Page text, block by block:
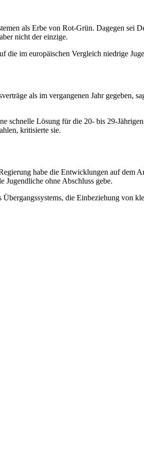
als Erbe von Rot-Grün. Dagegen sei
nicht der einzige.
die im europäischen Vergleich niedrige
als im vergangenen Jahr gegeben,
schnelle Lösung für die 20- bis 29-
kritisierte sie.
habe die Entwicklungen auf dem
Jugendliche ohne Abschluss gebe.
Übergangssystems, die Einbeziehung von